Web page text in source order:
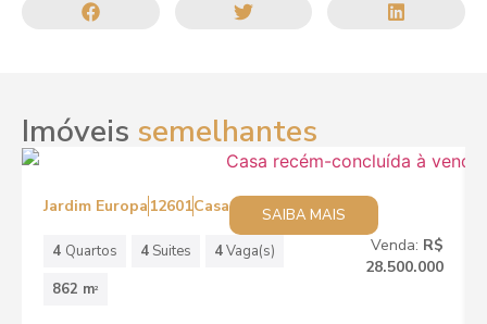
Imóveis semelhantes
Jardim Europa 12601Casa
SAIBA MAIS
4 Quartos 4 Suites 4Vaga(s)
862 m2
Venda: R$
28.500.000